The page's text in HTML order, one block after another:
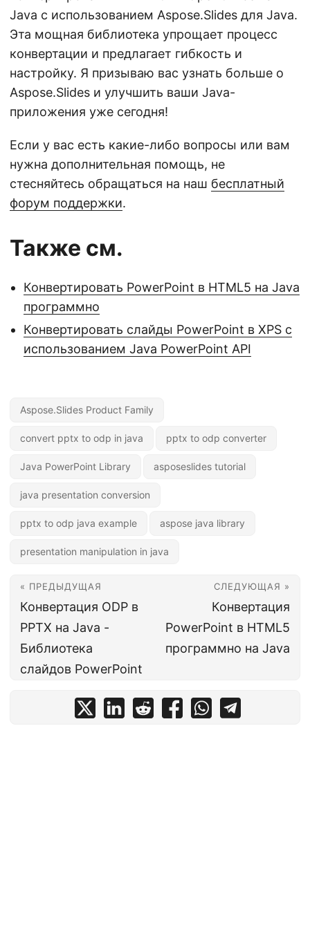
Java с использованием Aspose.Slides для Java.
Эта мощная библиотека упрощает процесс
конвертации и предлагает гибкость и
настройку. Я призываю вас узнать больше о
Aspose.Slides и улучшить ваши Java-
приложения уже сегодня!
Если у вас есть какие-либо вопросы или вам
нужна дополнительная помощь, не
стесняйтесь обращаться на наш бесплатный
форум поддержки.
Также см.
Конвертировать PowerPoint в HTML5 на Java
программно
Конвертировать слайды PowerPoint в XPS с
использованием Java PowerPoint API
Aspose.Slides Product Family
convert pptx to odp in java pptx to odp converter
Java PowerPoint Library asposeslides tutorial
java presentation conversion
pptx to odp java example aspose java library
presentation manipulation in java
« ПРЕДЫДУЩАЯ
Конвертация ODP в
PPTX на Java -
Библиотека
слайдов PowerPoint
СЛЕДУЮЩАЯ »
Конвертация
PowerPoint в HTML5
программно на Java